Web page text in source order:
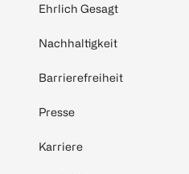
Ehrlich Gesagt
Nachhaltigkeit
Barrierefreiheit
Presse
Karriere